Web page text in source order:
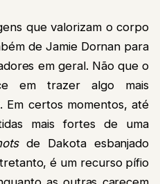
que valorizam o corpo
de Jamie Dornan para
em geral. Não que o
em trazer algo mais
Em certos momentos, até
mais fortes de uma
de Dakota esbanjado
é um recurso pífio